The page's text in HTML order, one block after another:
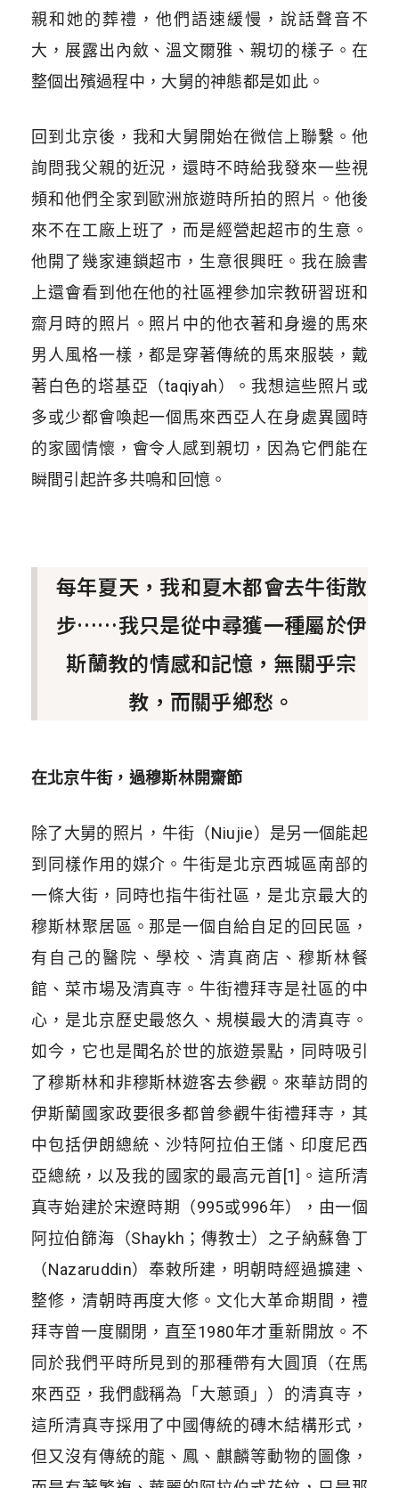
親和她的葬禮，他們語速緩慢，說話聲音不
大，展露出內斂、溫文爾雅、親切的樣子。在
整個出殯過程中，大舅的神態都是如此。
回到北京後，我和大舅開始在微信上聯繫。他
詢問我父親的近況，還時不時給我發來一些視
頻和他們全家到歐洲旅遊時所拍的照片。他後
來不在工廠上班了，而是經營起超市的生意。
他開了幾家連鎖超市，生意很興旺。我在臉書
上還會看到他在他的社區裡參加宗教研習班和
齋月時的照片。照片中的他衣著和身邊的馬來
男人風格一樣，都是穿著傳統的馬來服裝，戴
著白色的塔基亞（taqiyah）。我想這些照片或
多或少都會喚起一個馬來西亞人在身處異國時
的家國情懷，會令人感到親切，因為它們能在
瞬間引起許多共鳴和回憶。
每年夏天，我和夏木都會去牛街散
步……我只是從中尋獲一種屬於伊
斯蘭教的情感和記憶，無關乎宗
教，而關乎鄉愁。
在北京牛街，過穆斯林開齋節
除了大舅的照片，牛街（Niujie）是另一個能起
到同樣作用的媒介。牛街是北京西城區南部的
一條大街，同時也指牛街社區，是北京最大的
穆斯林聚居區。那是一個自給自足的回民區，
有自己的醫院、學校、清真商店、穆斯林餐
館、菜市場及清真寺。牛街禮拜寺是社區的中
心，是北京歷史最悠久、規模最大的清真寺。
如今，它也是聞名於世的旅遊景點，同時吸引
了穆斯林和非穆斯林遊客去參觀。來華訪問的
伊斯蘭國家政要很多都曾參觀牛街禮拜寺，其
中包括伊朗總統、沙特阿拉伯王儲、印度尼西
亞總統，以及我的國家的最高元首[1] 。這所清
真寺始建於宋遼時期（995或996年），由一個
阿拉伯篩海（Shaykh；傳教士）之子納蘇魯丁
（Nazaruddin）奉敕所建，明朝時經過擴建、
整修，清朝時再度大修。文化大革命期間，禮
拜寺曾一度關閉，直至1980年才重新開放。不
同於我們平時所見到的那種帶有大圓頂（在馬
來西亞，我們戲稱為「大蔥頭」）的清真寺，
這所清真寺採用了中國傳統的磚木結構形式，
但又沒有傳統的龍、鳳、麒麟等動物的圖像，